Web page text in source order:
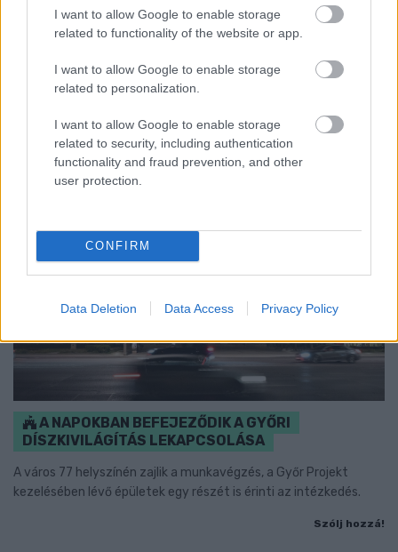
I want to allow Google to enable storage
related to functionality of the website or app.
I want to allow Google to enable storage
related to personalization.
I want to allow Google to enable storage
related to security, including authentication
functionality and fraud prevention, and other
user protection.
CONFIRM
Data Deletion Data Access Privacy Policy
TERVEIT
építéséről is tájékoztatják az érdeklődőket.
A NAPOKBAN BEFEJEZŐDIK A GYŐRI
DÍSZKIVILÁGÍTÁS LEKAPCSOLÁSA
A város 77 helyszínén zajlik a munkavégzés, a Győr Projekt
kezelésében lévő épületek egy részét is érinti az intézkedés.
Szólj hozzá!